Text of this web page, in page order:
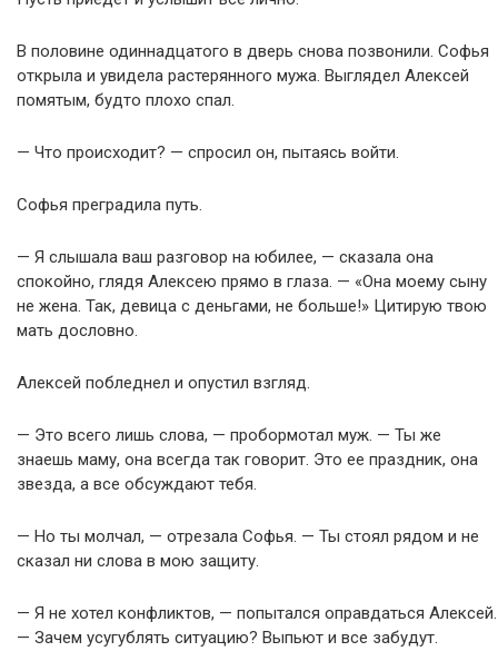
В половине одиннадцатого в дверь снова позвонили. Софья
открыла и увидела растерянного мужа. Выглядел Алексей
помятым, будто плохо спал.
— Что происходит? — спросил он, пытаясь войти.
Софья преградила путь.
— Я слышала ваш разговор на юбилее, — сказала она
спокойно, глядя Алексею прямо в глаза. — «Она моему сыну
не жена. Так, девица с деньгами, не больше!» Цитирую твою
мать дословно.
Алексей побледнел и опустил взгляд.
— Это всего лишь слова, — пробормотал муж. — Ты же
знаешь маму, она всегда так говорит. Это ее праздник, она
звезда, а все обсуждают тебя.
— Но ты молчал, — отрезала Софья. — Ты стоял рядом и не
сказал ни слова в мою защиту.
— Я не хотел конфликтов, — попытался оправдаться Алексей.
— Зачем усугублять ситуацию? Выпьют и все забудут.